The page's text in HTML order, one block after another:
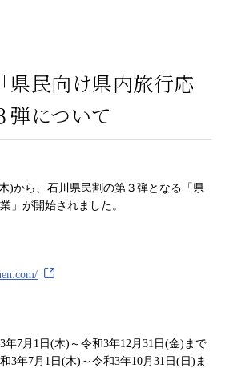
ある質問
様の声
し込みの流れ
ある質問
様の声
し込みの流れ
県民向け県内旅行応
弾について
)から、石川県民割の第３弾となる「県
」が開始されました。
年7月1日(木)～令和3年12月31日(金)まで
3年7月1日(木)～令和3年10月31日(日)ま